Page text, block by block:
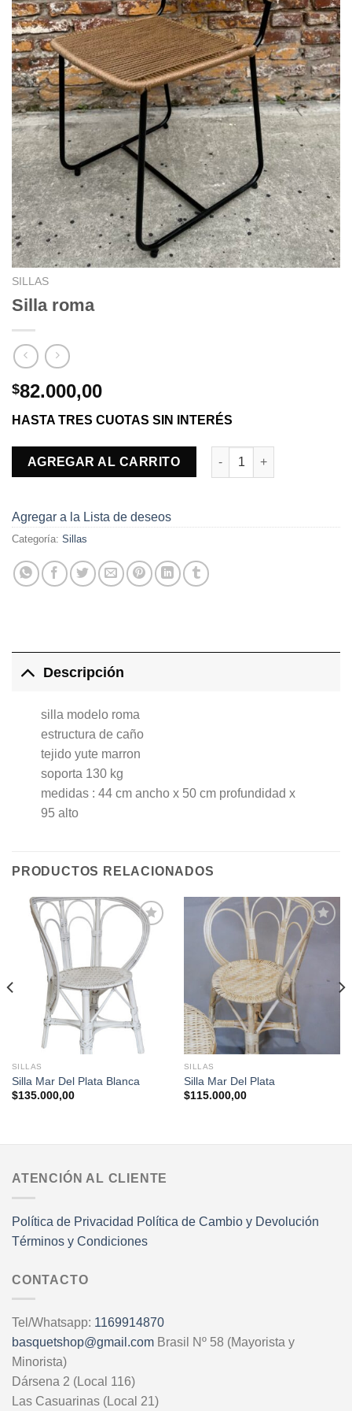
SILLAS
Silla roma
$82.000,00
HASTA TRES CUOTAS SIN INTERÉS
AGREGAR AL CARRITO
Silla roma cantidad
Agregar a la Lista de deseos
Categoría: Sillas
Descripción
silla modelo roma
estructura de caño
tejido yute marron
soporta 130 kg
medidas : 44 cm ancho x 50 cm profundidad x
95 alto
PRODUCTOS RELACIONADOS
Agregar
a la
Lista de
deseos
SILLAS
Silla Mar Del Plata Blanca
$135.000,00
Agregar
a la
Lista de
deseos
SILLAS
Silla Mar Del Plata
$115.000,00
ATENCIÓN AL CLIENTE
Política de Privacidad Política de Cambio y Devolución
Términos y Condiciones
CONTACTO
Tel/Whatsapp: 1169914870
basquetshop@gmail.com Brasil Nº 58 (Mayorista y
Minorista)
Dársena 2 (Local 116)
Las Casuarinas (Local 21)